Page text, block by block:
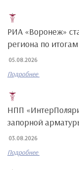
РИА «Воронеж»
региона по
05.08.2026
Подробнее
НПП
запорной
03.08.2026
Подробнее